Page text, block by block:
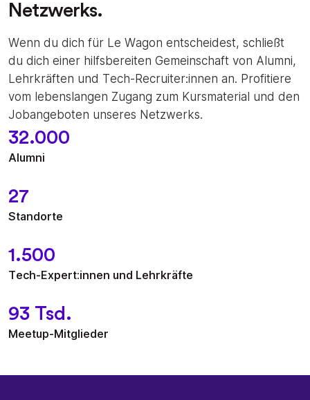
Netzwerks.
Wenn du dich für Le Wagon entscheidest, schließt
du dich einer hilfsbereiten Gemeinschaft von Alumni,
Lehrkräften und Tech-Recruiter:innen an. Profitiere
vom lebenslangen Zugang zum Kursmaterial und den
Jobangeboten unseres Netzwerks.
32.000
Alumni
27
Standorte
1.500
Tech-Expert:innen und Lehrkräfte
93 Tsd.
Meetup-Mitglieder